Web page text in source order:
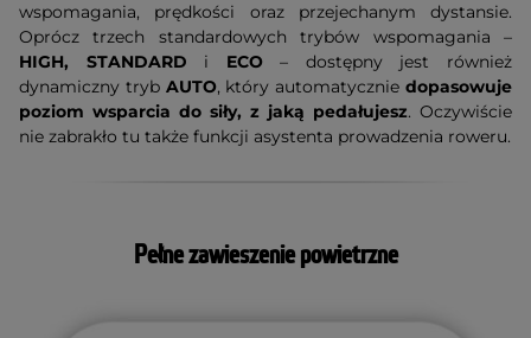
wspomagania, prędkości oraz przejechanym dystansie.
Oprócz trzech standardowych trybów wspomagania –
HIGH, STANDARD i ECO– dostępny jest również
dynamiczny tryb AUTO, który automatyczniedopasowuje
poziom wsparcia do siły, z jaką pedałujesz. Oczywiście
nie zabrakło tu także funkcji asystenta prowadzenia roweru.
Pełne zawieszenie powietrzne